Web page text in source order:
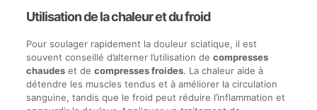
Utilisation de la chaleur et du froid
Pour soulager rapidement la douleur sciatique, il est
souvent conseillé d’alterner l’utilisation de compresses
chaudeset de compresses froides. La chaleur aide à
détendre les muscles tendus et à améliorer la circulation
sanguine, tandis que le froid peut réduire l’inflammation et